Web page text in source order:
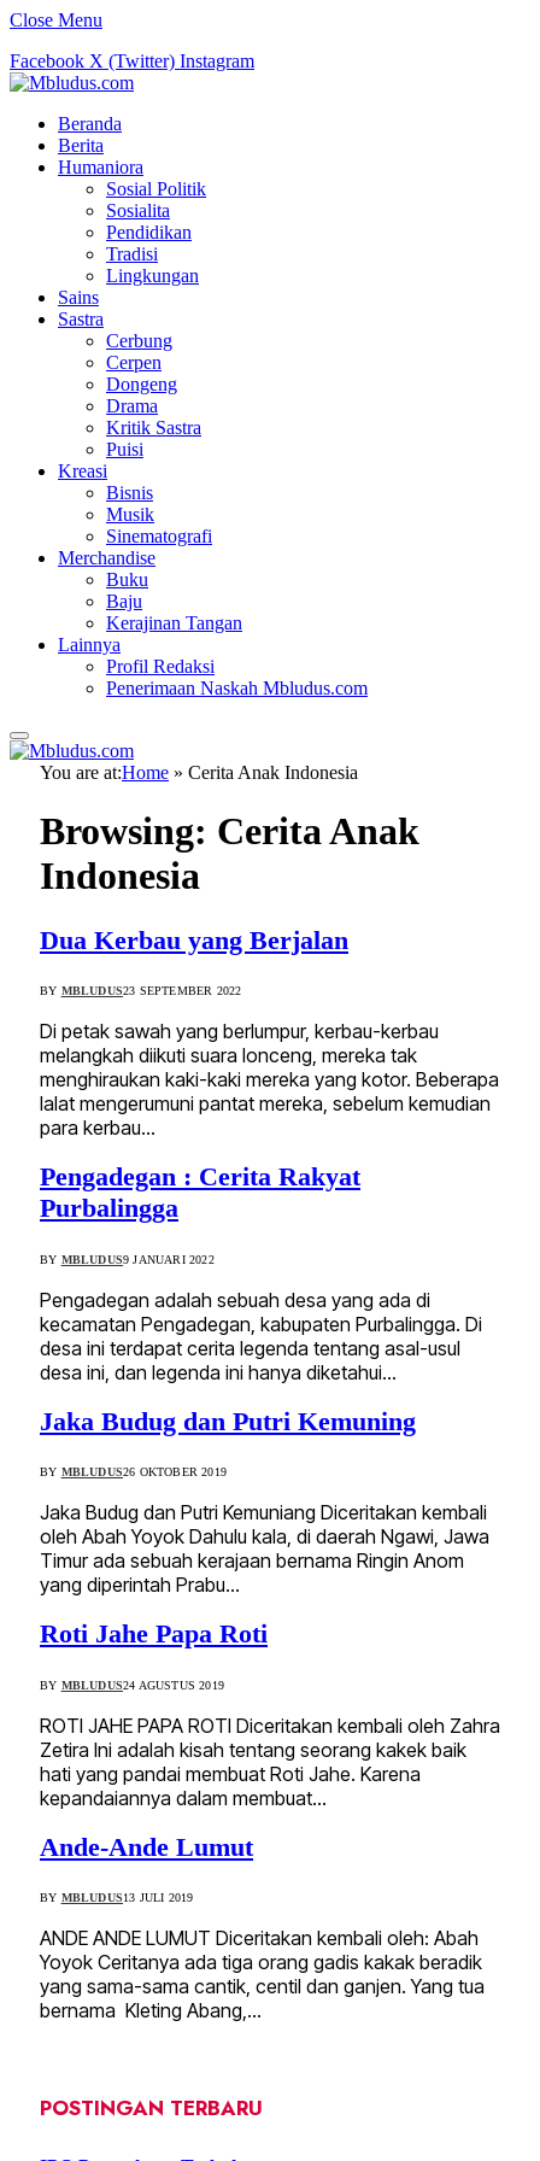
Close Menu
Facebook X (Twitter) Instagram
Beranda
Berita
Humaniora
Sosial Politik
Sosialita
Pendidikan
Tradisi
Lingkungan
Sains
Sastra
Cerbung
Cerpen
Dongeng
Drama
Kritik Sastra
Puisi
Kreasi
Bisnis
Musik
Sinematografi
Merchandise
Buku
Baju
Kerajinan Tangan
Lainnya
Profil Redaksi
Penerimaan Naskah Mbludus.com
You are at:Home » Cerita Anak Indonesia
Browsing: Cerita Anak
Indonesia
Dua Kerbau yang Berjalan
BY MBLUDUS23 SEPTEMBER 2022
Di petak sawah yang berlumpur, kerbau-kerbau
melangkah diikuti suara lonceng, mereka tak
menghiraukan kaki-kaki mereka yang kotor. Beberapa
lalat mengerumuni pantat mereka, sebelum kemudian
para kerbau…
Pengadegan : Cerita Rakyat
Purbalingga
BY MBLUDUS9 JANUARI 2022
Pengadegan adalah sebuah desa yang ada di
kecamatan Pengadegan, kabupaten Purbalingga. Di
desa ini terdapat cerita legenda tentang asal-usul
desa ini, dan legenda ini hanya diketahui…
Jaka Budug dan Putri Kemuning
BY MBLUDUS26 OKTOBER 2019
Jaka Budug dan Putri Kemuniang Diceritakan kembali
oleh Abah Yoyok Dahulu kala, di daerah Ngawi, Jawa
Timur ada sebuah kerajaan bernama Ringin Anom
yang diperintah Prabu…
Roti Jahe Papa Roti
BY MBLUDUS24 AGUSTUS 2019
ROTI JAHE PAPA ROTI Diceritakan kembali oleh Zahra
Zetira Ini adalah kisah tentang seorang kakek baik
hati yang pandai membuat Roti Jahe. Karena
kepandaiannya dalam membuat…
Ande-Ande Lumut
BY MBLUDUS13 JULI 2019
ANDE ANDE LUMUT Diceritakan kembali oleh: Abah
Yoyok Ceritanya ada tiga orang gadis kakak beradik
yang sama-sama cantik, centil dan ganjen. Yang tua
bernama Kleting Abang,…
POSTINGAN TERBARU